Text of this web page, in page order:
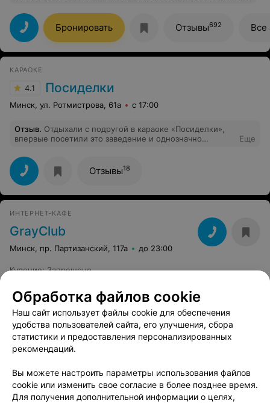
Бронировать Отзывы692 Все
КАРАОКЕ
4.1 Посиделки
Минск, ул. Ротмистрова, 61а с 17:00
Отзыв. Отдыхали с подругой в караоке «Посиделки»,
впервые посетили это заведение и однозначно
атмосфера, обслуживание, вкусная еда, приемлемые
цены, очень качественный звук, классная музыка,
персоналу отдельное спасибо, ребята очень
гостеприимные, позитивные и дружелюбные. С
уверенностью могу сказать, что в ближайшем р-не нет
вернёмся ещё и не один раз
Еще
Отзывы18
ИНТЕРНЕТ-КАФЕ
GrayClub
Минск, пр. Партизанский, 117а до 23:00
Курение:Запрещено
Обработка файлов cookie
Наш сайт использует файлы cookie для обеспечения
удобства пользователей сайта, его улучшения, сбора
статистики и предоставления персонализированных
рекомендаций.
Вы можете настроить параметры использования файлов
cookie или изменить свое согласие в более позднее время.
Для получения дополнительной информации о целях,